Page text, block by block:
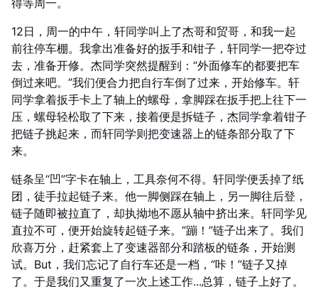
得等周一。
12日，周一的中午，轩同学叫上了杰哥和贸哥，和我一起
前往停车棚。我拿出准备好的扳手和钳子，轩同学一把夺过
去，准备开修。杰同学突然提醒到：“外面修车的都要把车
倒过来吧。”我们便合力把自行车倒了过来，开始修车。轩
同学拿着扳手卡上了轴上的螺母，拿脚踩在扳手把上往下一
压，螺母轻松取了下来，接着便是拆链子，杰同学拿着钳子
把链子挑起来，而轩同学则把变速器上的链条部分取了下
来。
链条呈“凹”字卡在轴上，工具奈何不得。轩同学便丢掉了纸
团，徒手拉起链子来。他一脚侧踩在轴上，另一脚往后登，
链子随即被拉直了，却执拗地不愿从轴中挤出来。轩同学见
直拉不可，便开始旋转起链子来。“蹦！”链子出来了。我们
欣喜万分，赶紧套上了变速器部分和踏板的链条，开始测
试。But，我们忘记了自行车还是一档，“咔！”链子又掉
了。于是我们又重复了一次上述工作...总算，链子上好了。